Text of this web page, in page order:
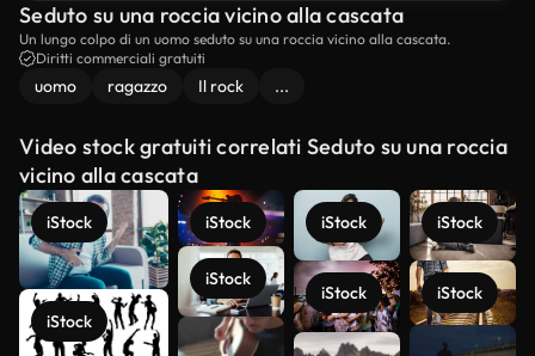
Seduto su una roccia vicino alla cascata
Un lungo colpo di un uomo seduto su una roccia vicino alla cascata.
Diritti commerciali gratuiti
uomo ragazzo Il rock ...
Video stock gratuiti correlati Seduto su una roccia
vicino alla cascata
iStock
iStock
iStock
iStock
iStock
iStock
iStock
iStock
Scopri di